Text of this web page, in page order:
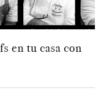
en tu casa con